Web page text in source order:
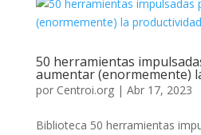
50 herramientas
aumentar (enormemente)
por Centroi.org| Abr 17, 2023
Biblioteca 50 herramientas